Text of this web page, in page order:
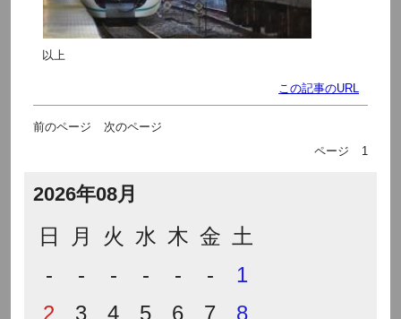
以上
この記事のURL
前のページ
次のページ
ページ
1
2026年08月
日 月 火 水 木 金 土
-
- - - - -
1
2
3 4 5 6 7 8